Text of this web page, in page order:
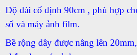
Độ dài cố định 90cm , phù hợp
số và máy ảnh film.
Bề rộng dây được nâng lên